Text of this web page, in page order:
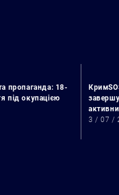
пропаганда: 18-
під окупацією
3 / 07 /